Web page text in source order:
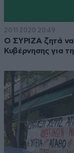
20·11·2020 20:49
Ο ΣΥΡΙΖΑ ζητά να
Κυβέρνησης για